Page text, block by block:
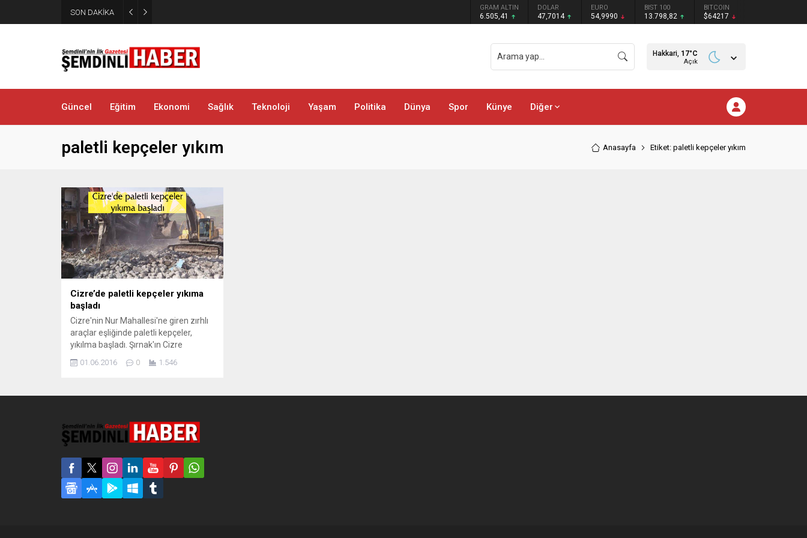
SON DAKİKA GRAM ALTIN
6.505,41
DOLAR
47,7014
EURO
54,9990
BIST 100
13.798,82
BITCOIN
$64217
Hakkari, 17°C
Açık
Güncel Eğitim Ekonomi Sağlık Teknoloji Yaşam Politika Dünya Spor Künye Diğer
paletli kepçeler yıkım Anasayfa Etiket: paletli kepçeler yıkım
Cizre’de paletli kepçeler yıkıma
başladı
Cizre'nin Nur Mahallesi'ne giren zırhlı
araçlar eşliğinde paletli kepçeler,
yıkılma başladı. Şırnak'ın Cizre
yasağının ardından, yoğun çatışma ve
sabah saatlerinde Nur Mahallesi'ne 4
akrep tipli zırhlı araç eşliğinde 3...
01.06.2016 0 1.546